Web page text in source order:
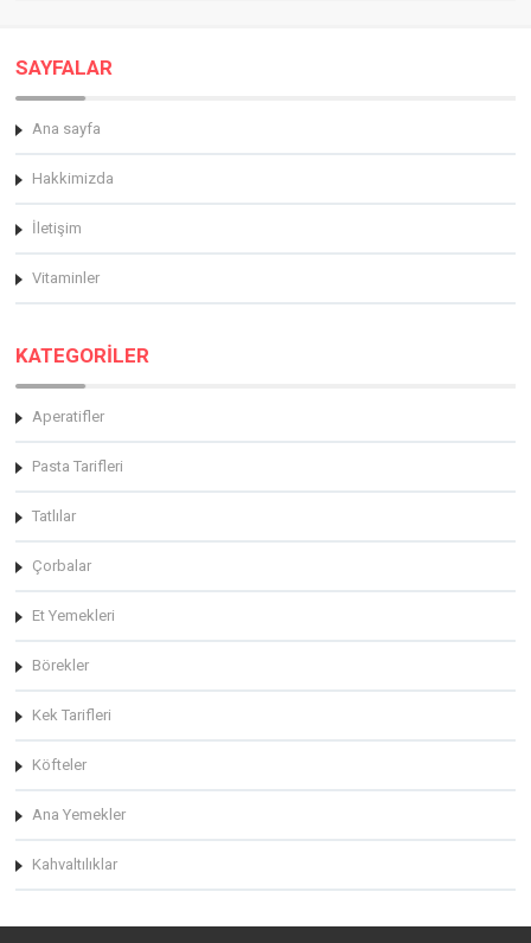
SAYFALAR
Ana sayfa
Hakkimizda
İletişim
Vitaminler
KATEGORİLER
Aperatifler
Pasta Tarifleri
Tatlılar
Çorbalar
Et Yemekleri
Börekler
Kek Tarifleri
Köfteler
Ana Yemekler
Kahvaltılıklar